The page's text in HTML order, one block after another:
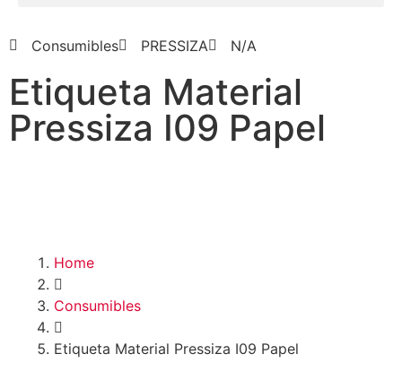
Consumibles PRESSIZA N/A
Etiqueta Material
Pressiza I09 Papel
Home
Consumibles
Etiqueta Material Pressiza I09 Papel